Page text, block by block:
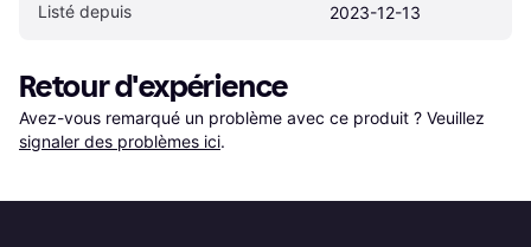
Listé depuis 2023-12-13
Retour d'expérience
Avez-vous remarqué un problème avec ce produit ? Veuillez
signaler des problèmes ici.